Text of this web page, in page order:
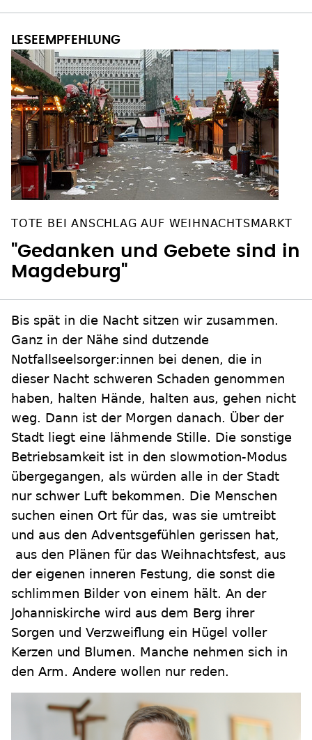
TOTE BEI ANSCHLAG AUF WEIHNACHTSMARKT
"Gedanken und Gebete sind in
Magdeburg"
Bis spät in die Nacht sitzen wir zusammen.
Ganz in der Nähe sind dutzende
Notfallseelsorger:innen bei denen, die in
dieser Nacht schweren Schaden genommen
haben, halten Hände, halten aus, gehen nicht
weg. Dann ist der Morgen danach. Über der
Stadt liegt eine lähmende Stille. Die sonstige
Betriebsamkeit ist in den slowmotion-Modus
übergegangen, als würden alle in der Stadt
nur schwer Luft bekommen. Die Menschen
suchen einen Ort für das, was sie umtreibt
und aus den Adventsgefühlen gerissen hat,
aus den Plänen für das Weihnachtsfest, aus
der eigenen inneren Festung, die sonst die
schlimmen Bilder von einem hält. An der
Johanniskirche wird aus dem Berg ihrer
Sorgen und Verzweiflung ein Hügel voller
Kerzen und Blumen. Manche nehmen sich in
den Arm. Andere wollen nur reden.